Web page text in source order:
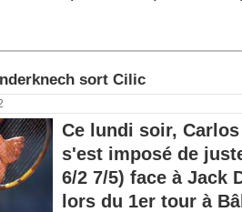
sort Cilic
Ce lundi soir, Carlos
s'est imposé de
6/2 7/5) face à Jack
lors du 1er tour à